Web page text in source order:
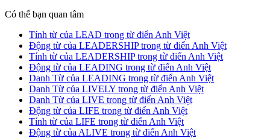
Có thể bạn quan tâm
Tính từ của LEAD trong từ điển Anh Việt
Động từ của LEADERSHIP trong từ điển Anh Việt
Tính từ của LEADERSHIP trong từ điển Anh Việt
Động từ của LEADING trong từ điển Anh Việt
Danh Từ của LEADING trong từ điển Anh Việt
Danh Từ của LIVELY trong từ điển Anh Việt
Danh Từ của LIVE trong từ điển Anh Việt
Động từ của LIFE trong từ điển Anh Việt
Tính từ của LIFE trong từ điển Anh Việt
Động từ của ALIVE trong từ điển Anh Việt